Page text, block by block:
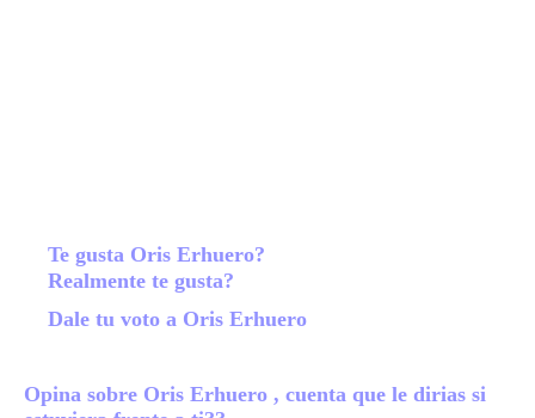
Te gusta Oris Erhuero?
Realmente te gusta?
Dale tu voto a Oris Erhuero
Opina sobre Oris Erhuero , cuenta que le dirias si